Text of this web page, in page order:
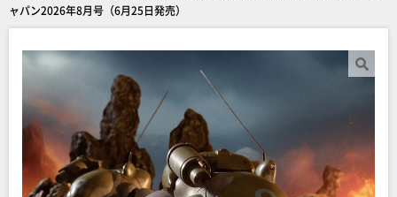
ャパン2026年8月号（6月25日発売）